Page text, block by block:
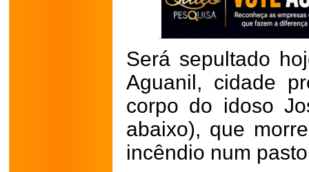
Será sepultado
Aguanil, cidade
corpo do idoso
abaixo), que
incêndio num